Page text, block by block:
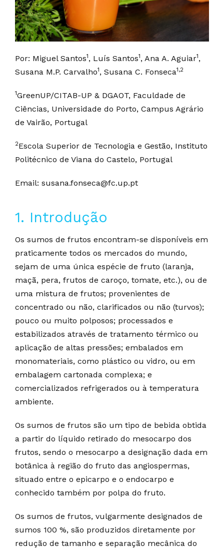
Por: Miguel Santos1, Luís Santos1, Ana A. Aguiar1,
Susana M.P. Carvalho1, Susana C. Fonseca1,2
1GreenUP/CITAB-UP & DGAOT, Faculdade de
Ciências, Universidade do Porto, Campus Agrário
de Vairão, Portugal
2Escola Superior de Tecnologia e Gestão, Instituto
Politécnico de Viana do Castelo, Portugal
Email: susana.fonseca@fc.up.pt
1. Introdução
Os sumos de frutos encontram-se disponíveis em
praticamente todos os mercados do mundo,
sejam de uma única espécie de fruto (laranja,
maçã, pera, frutos de caroço, tomate, etc.), ou de
uma mistura de frutos; provenientes de
concentrado ou não, clarificados ou não (turvos);
pouco ou muito polposos; processados e
estabilizados através de tratamento térmico ou
aplicação de altas pressões; embalados em
monomateriais, como plástico ou vidro, ou em
embalagem cartonada complexa; e
comercializados refrigerados ou à temperatura
ambiente.
Os sumos de frutos são um tipo de bebida obtida
a partir do líquido retirado do mesocarpo dos
frutos, sendo o mesocarpo a designação dada em
botânica à região do fruto das angiospermas,
situado entre o epicarpo e o endocarpo e
conhecido também por polpa do fruto.
Os sumos de frutos, vulgarmente designados de
sumos 100 %, são produzidos diretamente por
redução de tamanho e separação mecânica do